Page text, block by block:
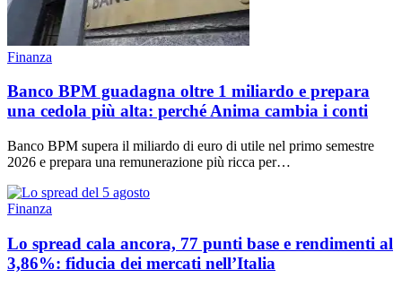
Finanza
Banco BPM guadagna oltre 1 miliardo e prepara
una cedola più alta: perché Anima cambia i conti
Banco BPM supera il miliardo di euro di utile nel primo semestre
2026 e prepara una remunerazione più ricca per…
Finanza
Lo spread cala ancora, 77 punti base e rendimenti al
3,86%: fiducia dei mercati nell’Italia